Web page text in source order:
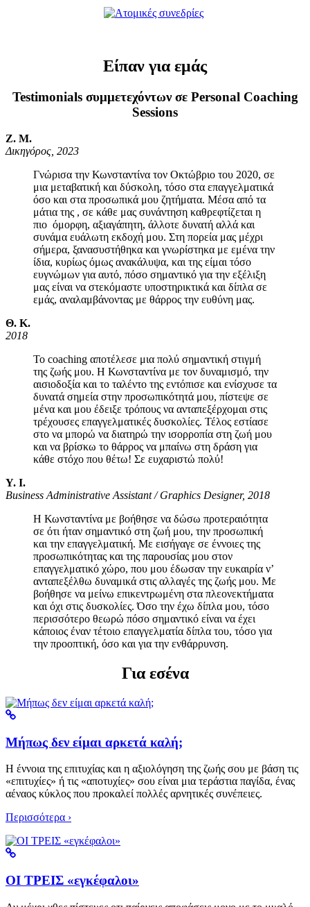
Είπαν για εμάς
Testimonials συμμετεχόντων σε Personal Coaching
Sessions
Ζ. Μ.
Δικηγόρος, 2023
Γνώρισα την Κωνσταντίνα τον Οκτώβριο του 2020, σε
μια μεταβατική και δύσκολη, τόσο στα επαγγελματικά
όσο και στα προσωπικά μου ζητήματα. Μέσα από τα
μάτια της , σε κάθε μας συνάντηση καθρεφτίζεται η
πιο όμορφη, αξιαγάπητη, άλλοτε δυνατή αλλά και
συνάμα ευάλωτη εκδοχή μου. Στη πορεία μας μέχρι
σήμερα, ξανασυστήθηκα και γνωρίστηκα με εμένα την
ίδια, κυρίως όμως ανακάλυψα, και της είμαι τόσο
ευγνώμων για αυτό, πόσο σημαντικό για την εξέλιξη
μας είναι να στεκόμαστε υποστηρικτικά και δίπλα σε
εμάς, αναλαμβάνοντας με θάρρος την ευθύνη μας.
Θ. Κ.
2018
Το coaching αποτέλεσε μια πολύ σημαντική στιγμή
της ζωής μου. Η Κωνσταντίνα με τον δυναμισμό, την
αισιοδοξία και το ταλέντο της εντόπισε και ενίσχυσε τα
δυνατά σημεία στην προσωπικότητά μου, πίστεψε σε
μένα και μου έδειξε τρόπους να ανταπεξέρχομαι στις
τρέχουσες επαγγελματικές δυσκολίες. Τέλος εστίασε
στο να μπορώ να διατηρώ την ισορροπία στη ζωή μου
και να βρίσκω το θάρρος να μπαίνω στη δράση για
κάθε στόχο που θέτω! Σε ευχαριστώ πολύ!
Υ. Ι.
Business Administrative Assistant / Graphics Designer, 2018
Η Κωνσταντίνα με βοήθησε να δώσω προτεραιότητα
σε ότι ήταν σημαντικό στη ζωή μου, την προσωπική
και την επαγγελματική. Με εισήγαγε σε έννοιες της
προσωπικότητας και της παρουσίας μου στον
επαγγελματικό χώρο, που μου έδωσαν την ευκαιρία ν’
ανταπεξέλθω δυναμικά στις αλλαγές της ζωής μου. Με
βοήθησε να μείνω επικεντρωμένη στα πλεονεκτήματα
και όχι στις δυσκολίες. Όσο την έχω δίπλα μου, τόσο
περισσότερο θεωρώ πόσο σημαντικό είναι να έχει
κάποιος έναν τέτοιο επαγγελματία δίπλα του, τόσο για
την προοπτική, όσο και για την ενθάρρυνση.
Για εσένα
Μήπως δεν είμαι αρκετά καλή;
Η έννοια της επιτυχίας και η αξιολόγηση της ζωής σου με βάση τις
«επιτυχίες» ή τις «αποτυχίες» σου είναι μια τεράστια παγίδα, ένας
αέναος κύκλος που προκαλεί πολλές αρνητικές συνέπειες.
Περισσότερα ›
ΟΙ ΤΡΕΙΣ «εγκέφαλοι»